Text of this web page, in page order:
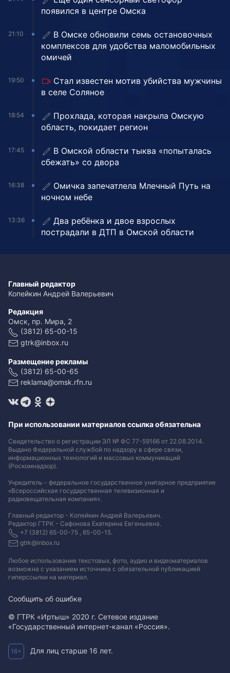
появился в центре Омска
21:10
В Омске обновили семь остановочных
комплексов для удобства маломобильных
омичей
19:50
Стал известен мотив убийства мужчины
в селе Соляное
18:54
Прохлада, которая накрыла Омскую
область, покидает регион
17:45
В Омской области тыква «попыталась
сбежать» со двора
16:38
Омичка запечатлела Млечный Путь на
ночном небе
13:36
Два ребёнка и двое взрослых
пострадали в ДТП в Омской области
Главный редактор
Копейкин Андрей Валерьевич
Редакция
Омск, пр. Мира, 2
(3812) 65-00-15
gtrk@inbox.ru
Размещение рекламы
(3812) 65-00-65
reklama@omsk.rfn.ru
При использовании материалов ссылка обязательна
Свидетельство о регистрации ЭЛ № ФС 77-59166 от 22.08.2014.
Выдано Федеральной службой по надзору в сфере связи,
информационных технологий и массовых коммуникаций
(Роскомнадзор).
Учредитель - федеральное государственное унитарное предприятие
«Всероссийская государственная телевизионная и
радиовещательная компания».
Главный редактор - Копейкин Андрей Валерьевич.
Редактор ГТРК - Сафонова Екатерина Евгеньевна.
+7 (3812) 65-00-75 , 65-00-15.
gtrk@inbox.ru
Любое использование текстовых, фото, аудио и видеоматериалов
возможна с указанием источника с обязательной публикацией
гиперссылки на материал.
Сообщить об ошибке
© ГТРК «Иртыш» 2020 г. Сетевое издание
«Государственный интернет-канал «Россия».
16+ Для лиц старше 16 лет.